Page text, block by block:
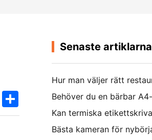
TwitterShare
Senaste artiklarna